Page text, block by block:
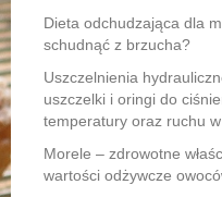
Dieta odchudzająca dla
schudnąć z brzucha?
Uszczelnienia
uszczelki i oringi do
temperatury oraz ruchu w
Morele – zdrowotne
wartości odżywcze